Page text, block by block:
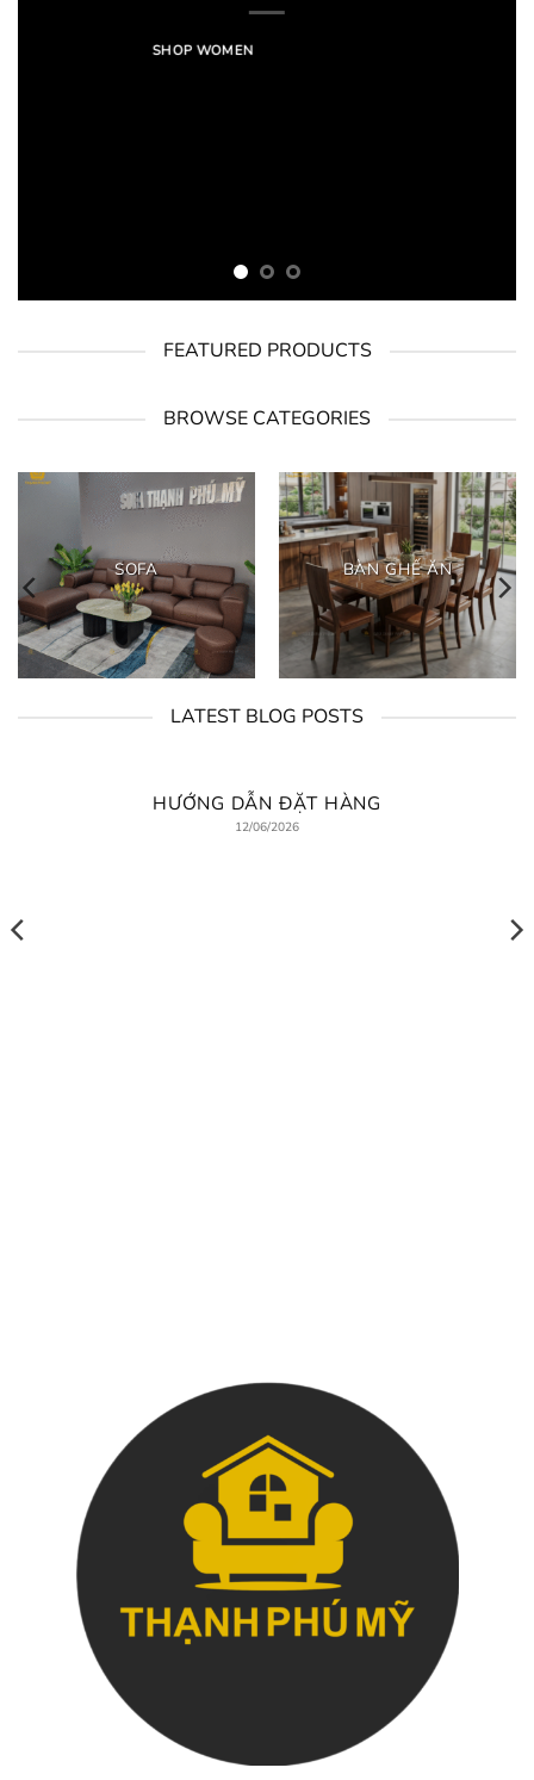
SHOP WOMEN
FEATURED PRODUCTS
BROWSE CATEGORIES
SOFA BÀN GHẾ ĂN
LATEST BLOG POSTS
HƯỚNG DẪN ĐẶT HÀNG
12/06/2026